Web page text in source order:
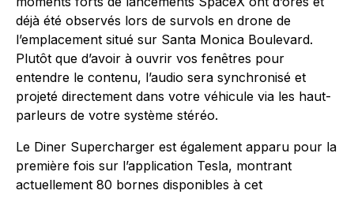
déjà été observés lors de survols en drone de
l’emplacement situé sur Santa Monica Boulevard.
Plutôt que d’avoir à ouvrir vos fenêtres pour
entendre le contenu, l’audio sera synchronisé et
projeté directement dans votre véhicule via les haut-
parleurs de votre système stéréo.
Le Diner Supercharger est également apparu pour la
première fois sur l’application Tesla, montrant
actuellement 80 bornes disponibles à cet